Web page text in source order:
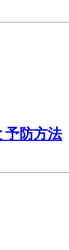
予防方法